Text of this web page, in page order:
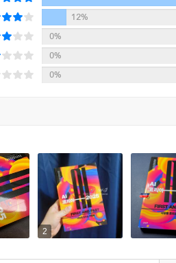
가 될 것이라고 생각합니다. 더 나아
창조한 도전 정신으로 탄생한 대한
토종 글로벌 대형 제약사Big Pharma
는 그 정확성을 높여나갈 수 있도록
능혁명의 기초 인프라에 관한 이해
러 산업을 살펴봤습니다. 개별 산업
로벌 환경과의 관계성도 함께 고민
치동이 있다”
서 AI는 학습자가 배워야 할 것들부
될 수 있다”
는 시나리오 작성부터 프리비즈,
영화 제작의 도구로 활용하는 것을
12%
0%
0%
0%
2